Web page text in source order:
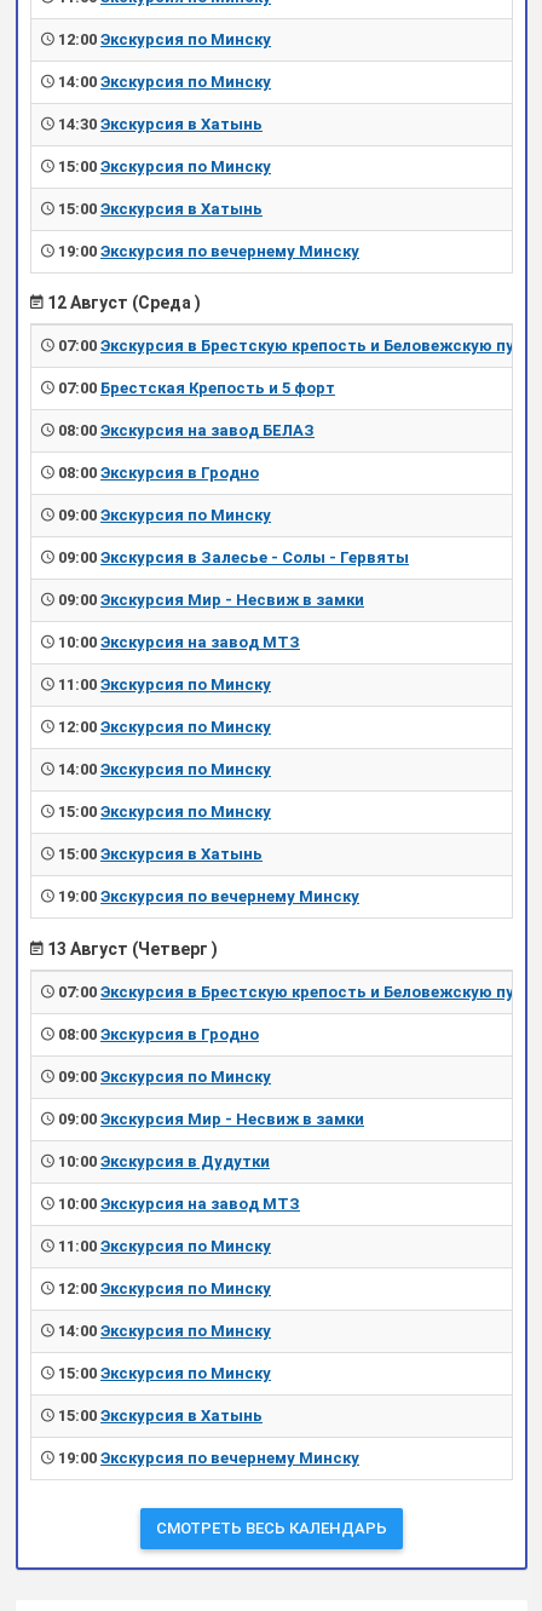
12:00 Экскурсия по Минску
14:00 Экскурсия по Минску
14:30 Экскурсия в Хатынь
15:00 Экскурсия по Минску
15:00 Экскурсия в Хатынь
19:00 Экскурсия по вечернему Минску
12 Август (Среда )
07:00 Экскурсия в Брестскую крепость и Беловежскую пущу
07:00 Брестская Крепость и 5 форт
08:00 Экскурсия на завод БЕЛАЗ
08:00 Экскурсия в Гродно
09:00 Экскурсия по Минску
09:00 Экскурсия в Залесье - Солы - Гервяты
09:00 Экскурсия Мир - Несвиж в замки
10:00 Экскурсия на завод МТЗ
11:00 Экскурсия по Минску
12:00 Экскурсия по Минску
14:00 Экскурсия по Минску
15:00 Экскурсия по Минску
15:00 Экскурсия в Хатынь
19:00 Экскурсия по вечернему Минску
13 Август (Четверг )
07:00 Экскурсия в Брестскую крепость и Беловежскую пущу
08:00 Экскурсия в Гродно
09:00 Экскурсия по Минску
09:00 Экскурсия Мир - Несвиж в замки
10:00 Экскурсия в Дудутки
10:00 Экскурсия на завод МТЗ
11:00 Экскурсия по Минску
12:00 Экскурсия по Минску
14:00 Экскурсия по Минску
15:00 Экскурсия по Минску
15:00 Экскурсия в Хатынь
19:00 Экскурсия по вечернему Минску
СМОТРЕТЬ ВЕСЬ КАЛЕНДАРЬ